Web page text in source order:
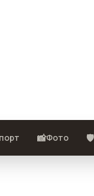
📸Фото 🛡️